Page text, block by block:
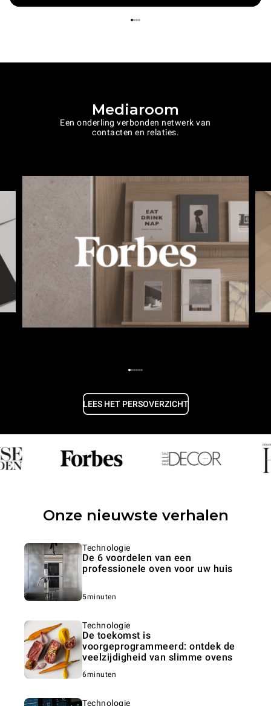
Mediaroom
Een onderling verbonden netwerk van
contacten en relaties.
LEES HET PERSOVERZICHT
Onze nieuwste verhalen
Technologie
De 6 voordelen van een
professionele oven voor uw huis
5minuten
Technologie
De toekomst is
voorgeprogrammeerd: ontdek de
veelzijdigheid van slimme ovens
6minuten
Technologie